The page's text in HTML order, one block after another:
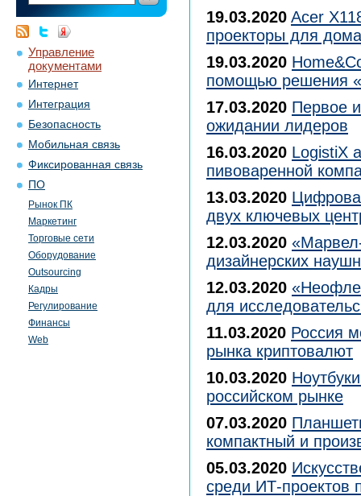
Управление
документами
Интернет
Интеграция
Безопасность
Мобильная связь
Фиксированная связь
ПО
Рынок ПК
Маркетинг
Торговые сети
Оборудование
Outsourcing
Кадры
Регулирование
Финансы
Web
19.03.2020 Acer
проекторы для
19.03.2020
помощью решения
17.03.2020 Первое
ожидании лидеров
16.03.2020 LogistiX
пивоваренной
13.03.2020
двух ключевых
12.03.2020
дизайнерских
12.03.2020
для
11.03.2020 Россия
рынка криптовалют
10.03.2020
российском рынке
07.03.2020
компактный и
05.03.2020
среди ИТ-проектов